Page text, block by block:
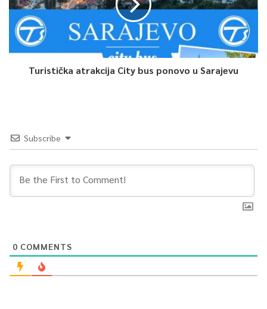
Turistička atrakcija City bus ponovo u Sarajevu
Subscribe
0 COMMENTS